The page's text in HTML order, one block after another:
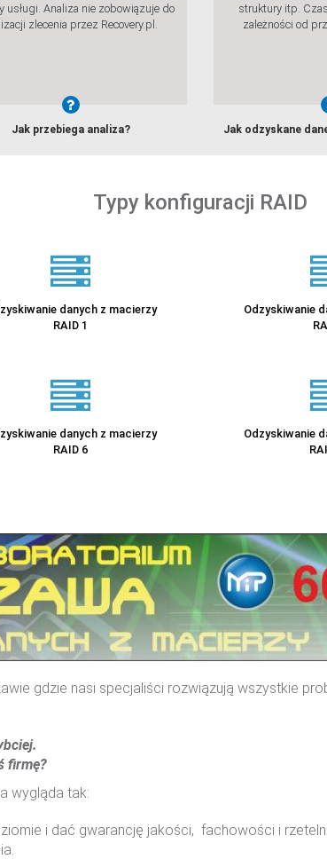
usługi. Analiza nie zobowiązuje do
zlecenia przez Recovery.pl.
Jak przebiega analiza?
struktury itp.
zależności od
Jak odzyskane
Typy konfiguracji RAID
danych z macierzy
RAID 1
Odzyskiwanie
danych z macierzy
RAID 6
Odzyskiwanie
gdzie nasi specjaliści rozwiązują wszystkie
firmę?
wygląda tak:
i dać gwarancję jakości, fachowości i